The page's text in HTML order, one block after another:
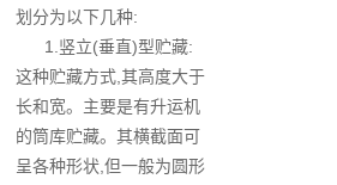
划分为以下几种:
1.竖立(垂直)型贮藏:
这种贮藏方式,其高度大于
长和宽。主要是有升运机
的筒库贮藏。其横截面可
呈各种形状,但一般为圆形